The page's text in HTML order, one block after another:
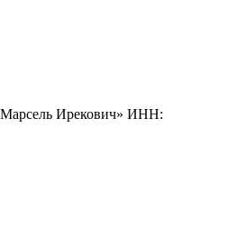
Ирекович» ИНН: